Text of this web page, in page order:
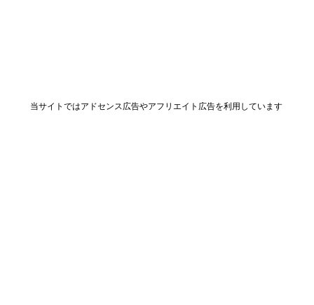
当サイトではアドセンス広告やアフリエイト広告を利用しています